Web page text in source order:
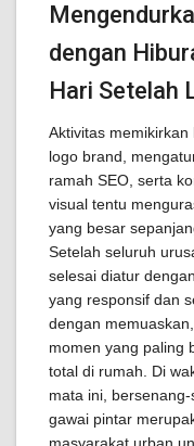
dengan
Hari Setelah
Aktivitas
logo brand,
ramah SEO, serta
visual tentu
yang besar
Setelah seluruh
selesai diatur
yang responsif dan
dengan
momen yang paling
total di rumah. Di
mata ini,
gawai pintar